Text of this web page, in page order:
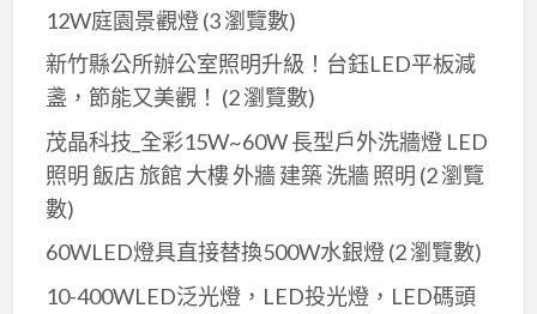
12W庭園景觀燈(3 瀏覽數)
新竹縣公所辦公室照明升級！台鈺LED平板減
盞，節能又美觀！ (2 瀏覽數)
茂晶科技_全彩15W~60W 長型戶外洗牆燈 LED
照明 飯店 旅館 大樓 外牆 建築 洗牆 照明 (2 瀏覽
數)
60WLED燈具直接替換500W水銀燈(2 瀏覽數)
10-400WLED泛光燈，LED投光燈，LED碼頭